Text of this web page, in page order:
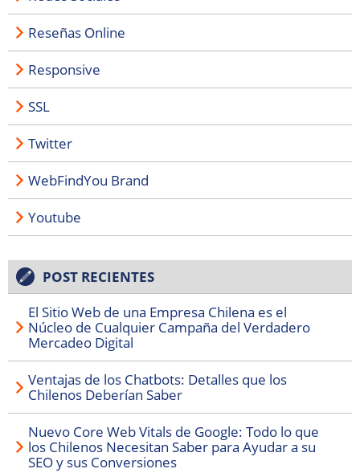
Reseñas Online
Responsive
SSL
Twitter
WebFindYou Brand
Youtube
POST RECIENTES
El Sitio Web de una Empresa Chilena es el
Núcleo de Cualquier Campaña del Verdadero
Mercadeo Digital
Ventajas de los Chatbots: Detalles que los
Chilenos Deberían Saber
Nuevo Core Web Vitals de Google: Todo lo que
los Chilenos Necesitan Saber para Ayudar a su
SEO y sus Conversiones